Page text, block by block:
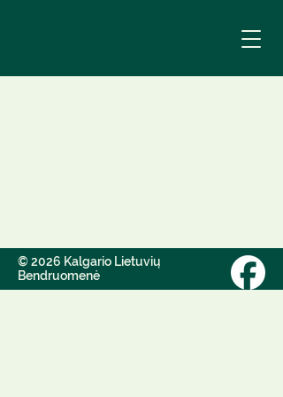
© 2026 Kalgario Lietuvių
Bendruomenė